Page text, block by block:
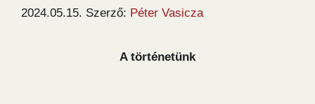
2024.05.15. Szerző: Péter Vasicza
A történetünk